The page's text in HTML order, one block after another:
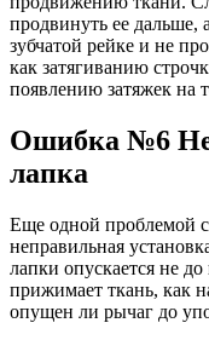
продвинуть ее дальше,
зубчатой рейке и не
как затягиванию
появлению затяжек на
Ошибка №6
лапка
Еще одной проблемой
неправильная
лапки опускается не
прижимает ткань, как
опущен ли рычаг до